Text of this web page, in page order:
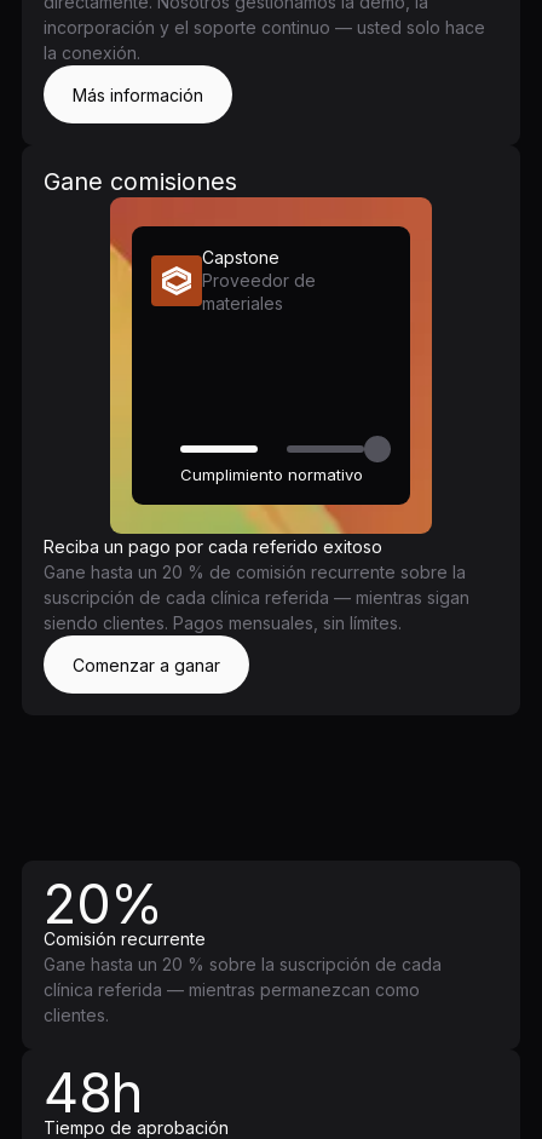
incorporación y el soporte continuo — usted solo hace
la conexión.
Más información
Gane comisiones
Capstone
Proveedor de
materiales
Cumplimiento normativo
Reciba un pago por cada referido exitoso
Gane hasta un 20 % de comisión recurrente sobre la
suscripción de cada clínica referida — mientras sigan
siendo clientes. Pagos mensuales, sin límites.
Comenzar a ganar
20%
Comisión recurrente
Gane hasta un 20 % sobre la suscripción de cada
clínica referida — mientras permanezcan como
clientes.
48h
Tiempo de aprobación